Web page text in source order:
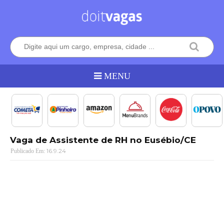
Vaga de Assistente de RH no Eusébio/CE
16.9.24